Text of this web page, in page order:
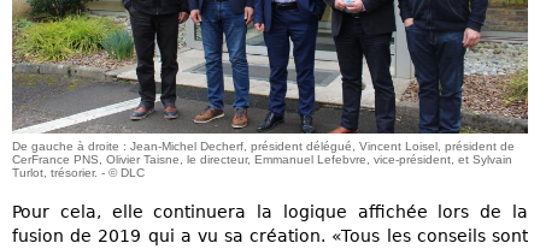
De gauche à droite : Jean-Michel Decherf, président délégué, Vincent Loisel, président de
CerFrance PNS, Olivier Taisne, le directeur, Emmanuel Lefebvre, vice-président, et Sylvain
Turlot, trésorier. - © DLC
Pour cela, elle continuera la logique affichée lors de la
fusion de 2019 qui a vu sa création. «Tous les conseils sont